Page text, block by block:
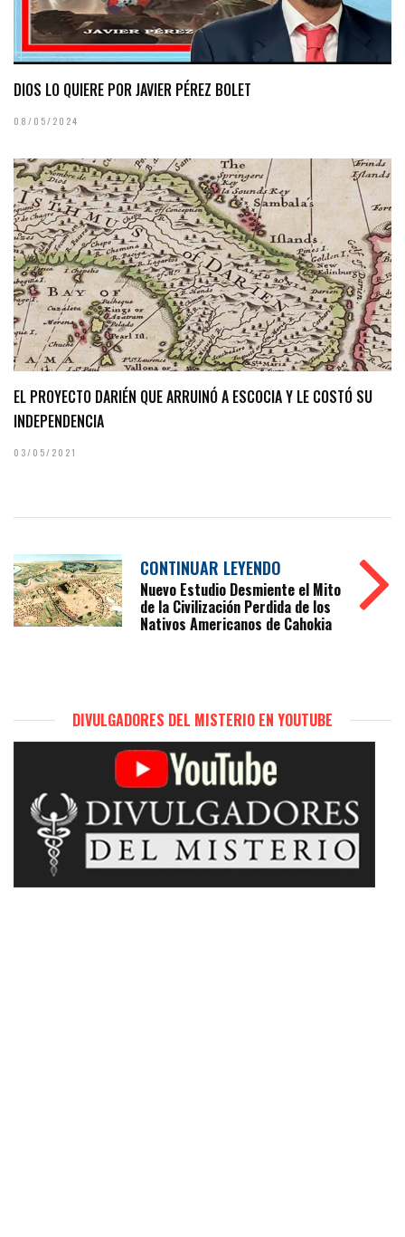
DIOS LO QUIERE POR JAVIER PÉREZ BOLET
08/05/2024
EL PROYECTO DARIÉN QUE ARRUINÓ A ESCOCIA Y LE COSTÓ SU
INDEPENDENCIA
03/05/2021
CONTINUAR LEYENDO
Nuevo Estudio Desmiente el Mito
de la Civilización Perdida de los
Nativos Americanos de Cahokia
DIVULGADORES DEL MISTERIO EN YOUTUBE